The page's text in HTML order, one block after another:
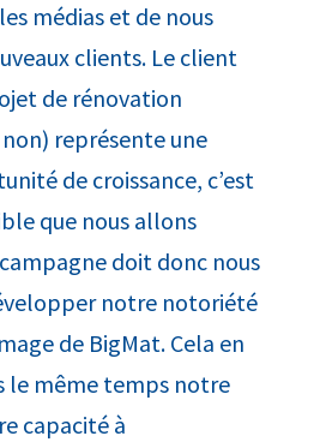
médias et de nous
clients. Le client
de rénovation
représente une
de croissance, c’est
que nous allons
doit donc nous
notre notoriété
de BigMat. Cela en
le même temps notre
capacité à